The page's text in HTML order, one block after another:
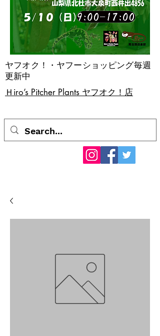
​Ｈiro’s Pitcher Plants ヤフオク！店
ヤフオク！・ヤフーショッピング毎週
更新中